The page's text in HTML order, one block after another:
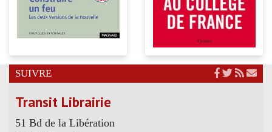
SUIVRE
Transit Librairie
51 Bd de la Libération